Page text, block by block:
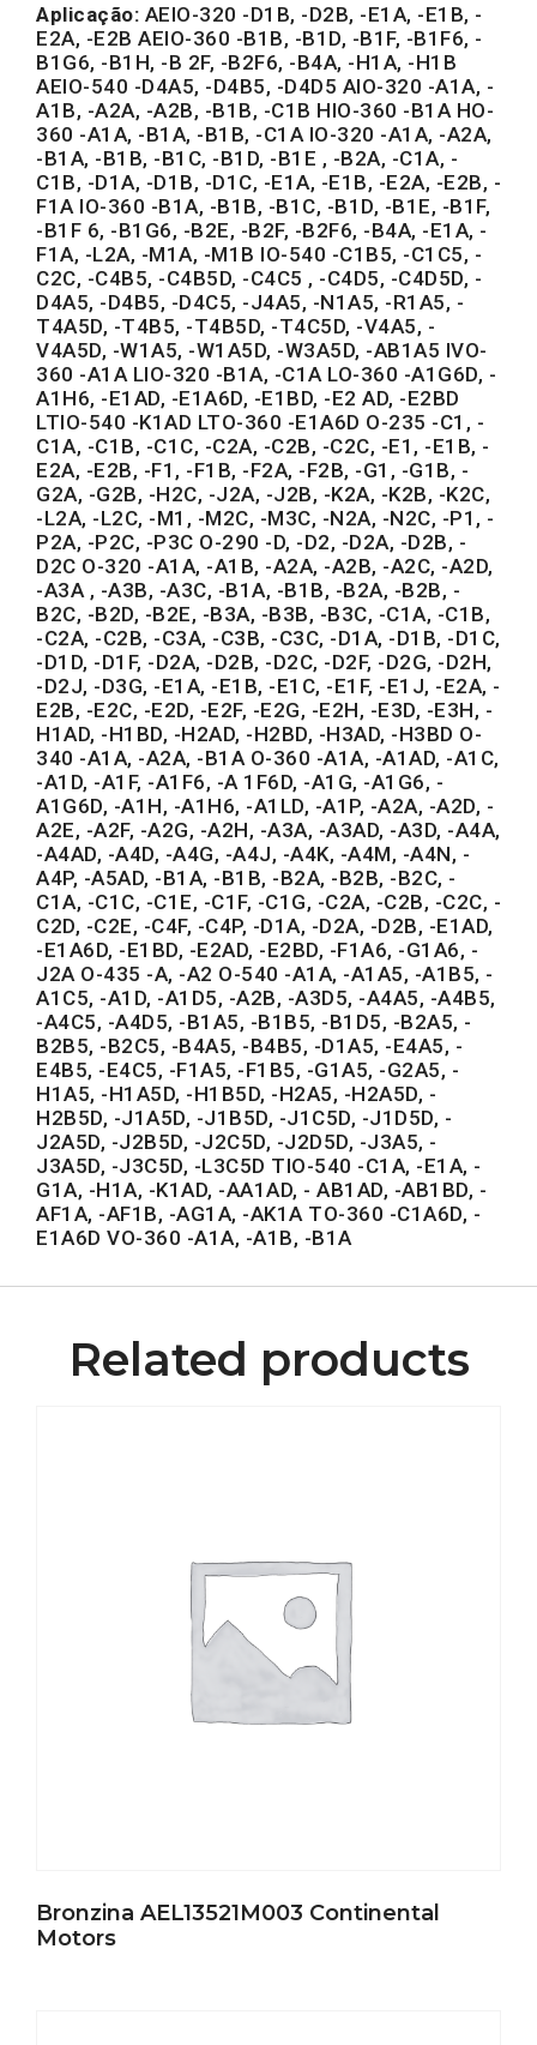
Aplicação: AEIO-320 -D1B, -D2B, -E1A, -E1B, -
E2A, -E2B AEIO-360 -B1B, -B1D, -B1F, -B1F6, -
B1G6, -B1H, -B 2F, -B2F6, -B4A, -H1A, -H1B
AEIO-540 -D4A5, -D4B5, -D4D5 AIO-320 -A1A, -
A1B, -A2A, -A2B, -B1B, -C1B HIO-360 -B1A HO-
360 -A1A, -B1A, -B1B, -C1A IO-320 -A1A, -A2A,
-B1A, -B1B, -B1C, -B1D, -B1E , -B2A, -C1A, -
C1B, -D1A, -D1B, -D1C, -E1A, -E1B, -E2A, -E2B, -
F1A IO-360 -B1A, -B1B, -B1C, -B1D, -B1E, -B1F,
-B1F 6, -B1G6, -B2E, -B2F, -B2F6, -B4A, -E1A, -
F1A, -L2A, -M1A, -M1B IO-540 -C1B5, -C1C5, -
C2C, -C4B5, -C4B5D, -C4C5 , -C4D5, -C4D5D, -
D4A5, -D4B5, -D4C5, -J4A5, -N1A5, -R1A5, -
T4A5D, -T4B5, -T4B5D, -T4C5D, -V4A5, -
V4A5D, -W1A5, -W1A5D, -W3A5D, -AB1A5 IVO-
360 -A1A LIO-320 -B1A, -C1A LO-360 -A1G6D, -
A1H6, -E1AD, -E1A6D, -E1BD, -E2 AD, -E2BD
LTIO-540 -K1AD LTO-360 -E1A6D O-235 -C1, -
C1A, -C1B, -C1C, -C2A, -C2B, -C2C, -E1, -E1B, -
E2A, -E2B, -F1, -F1B, -F2A, -F2B, -G1, -G1B, -
G2A, -G2B, -H2C, -J2A, -J2B, -K2A, -K2B, -K2C,
-L2A, -L2C, -M1, -M2C, -M3C, -N2A, -N2C, -P1, -
P2A, -P2C, -P3C O-290 -D, -D2, -D2A, -D2B, -
D2C O-320 -A1A, -A1B, -A2A, -A2B, -A2C, -A2D,
-A3A , -A3B, -A3C, -B1A, -B1B, -B2A, -B2B, -
B2C, -B2D, -B2E, -B3A, -B3B, -B3C, -C1A, -C1B,
-C2A, -C2B, -C3A, -C3B, -C3C, -D1A, -D1B, -D1C,
-D1D, -D1F, -D2A, -D2B, -D2C, -D2F, -D2G, -D2H,
-D2J, -D3G, -E1A, -E1B, -E1C, -E1F, -E1J, -E2A, -
E2B, -E2C, -E2D, -E2F, -E2G, -E2H, -E3D, -E3H, -
H1AD, -H1BD, -H2AD, -H2BD, -H3AD, -H3BD O-
340 -A1A, -A2A, -B1A O-360 -A1A, -A1AD, -A1C,
-A1D, -A1F, -A1F6, -A 1F6D, -A1G, -A1G6, -
A1G6D, -A1H, -A1H6, -A1LD, -A1P, -A2A, -A2D, -
A2E, -A2F, -A2G, -A2H, -A3A, -A3AD, -A3D, -A4A,
-A4AD, -A4D, -A4G, -A4J, -A4K, -A4M, -A4N, -
A4P, -A5AD, -B1A, -B1B, -B2A, -B2B, -B2C, -
C1A, -C1C, -C1E, -C1F, -C1G, -C2A, -C2B, -C2C, -
C2D, -C2E, -C4F, -C4P, -D1A, -D2A, -D2B, -E1AD,
-E1A6D, -E1BD, -E2AD, -E2BD, -F1A6, -G1A6, -
J2A O-435 -A, -A2 O-540 -A1A, -A1A5, -A1B5, -
A1C5, -A1D, -A1D5, -A2B, -A3D5, -A4A5, -A4B5,
-A4C5, -A4D5, -B1A5, -B1B5, -B1D5, -B2A5, -
B2B5, -B2C5, -B4A5, -B4B5, -D1A5, -E4A5, -
E4B5, -E4C5, -F1A5, -F1B5, -G1A5, -G2A5, -
H1A5, -H1A5D, -H1B5D, -H2A5, -H2A5D, -
H2B5D, -J1A5D, -J1B5D, -J1C5D, -J1D5D, -
J2A5D, -J2B5D, -J2C5D, -J2D5D, -J3A5, -
J3A5D, -J3C5D, -L3C5D TIO-540 -C1A, -E1A, -
G1A, -H1A, -K1AD, -AA1AD, - AB1AD, -AB1BD, -
AF1A, -AF1B, -AG1A, -AK1A TO-360 -C1A6D, -
E1A6D VO-360 -A1A, -A1B, -B1A
Related products
Bronzina AEL13521M003 Continental
Motors